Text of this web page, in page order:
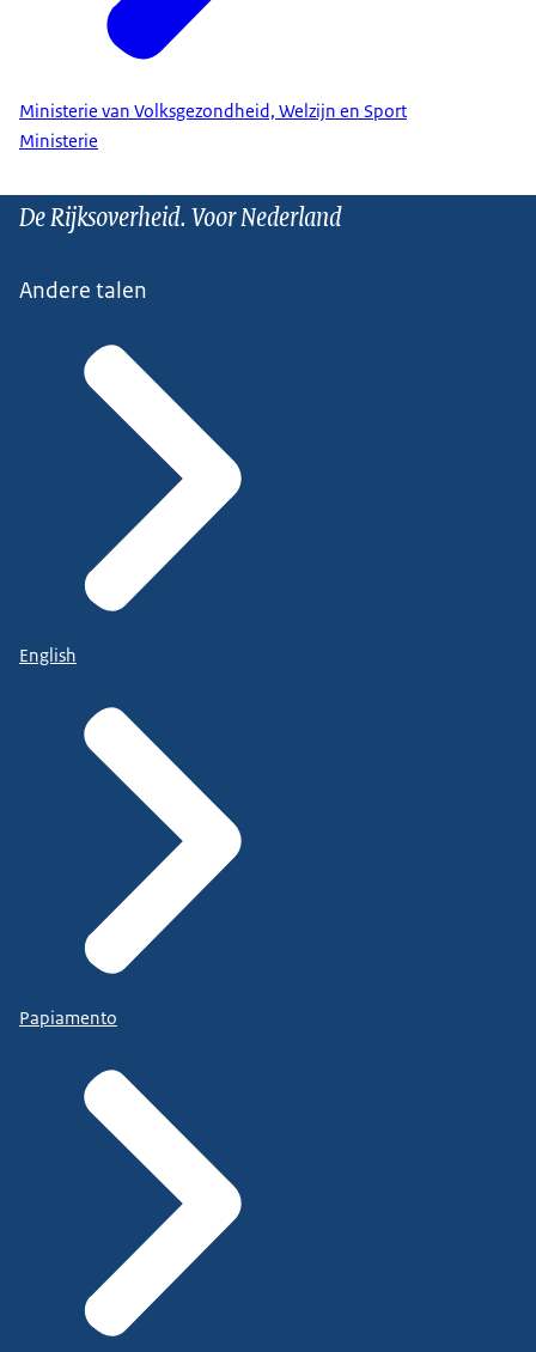
Ministerie van Volksgezondheid, Welzijn en Sport
Ministerie
De Rijksoverheid. Voor Nederland
Andere talen
English
Papiamento